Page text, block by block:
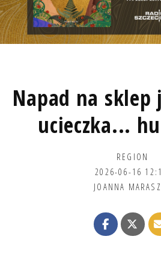
Napad na
ucieczka...
REGION
2026-06-16
JOANNA